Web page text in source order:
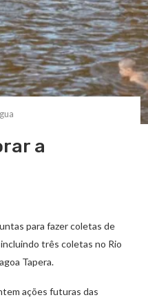
a
para fazer coletas de
três coletas no Rio
Tapera.
ações futuras das